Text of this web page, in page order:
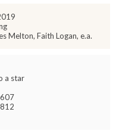
Melton, Faith Logan, e.a.
a star